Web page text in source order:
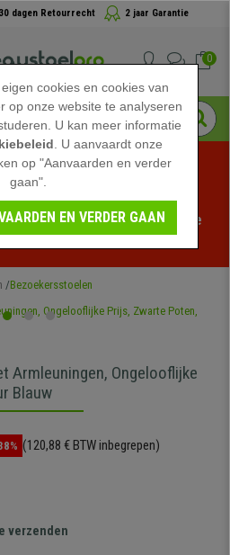
30 dagen Retourrecht 2 jaar Garantie
0
bij bureaustoelpro!
een beperkte tijd - Bekijk de
Bezoekersstoelen
Armleuningen, Ongelooflijke
Blauw
(120,88 € BTW inbegrepen)
verzenden
cookies en cookies van
op onze website te analyseren
U kan meer informatie
. U aanvaardt onze
op "Aanvaarden en verder
gaan".
EN VERDER GAAN